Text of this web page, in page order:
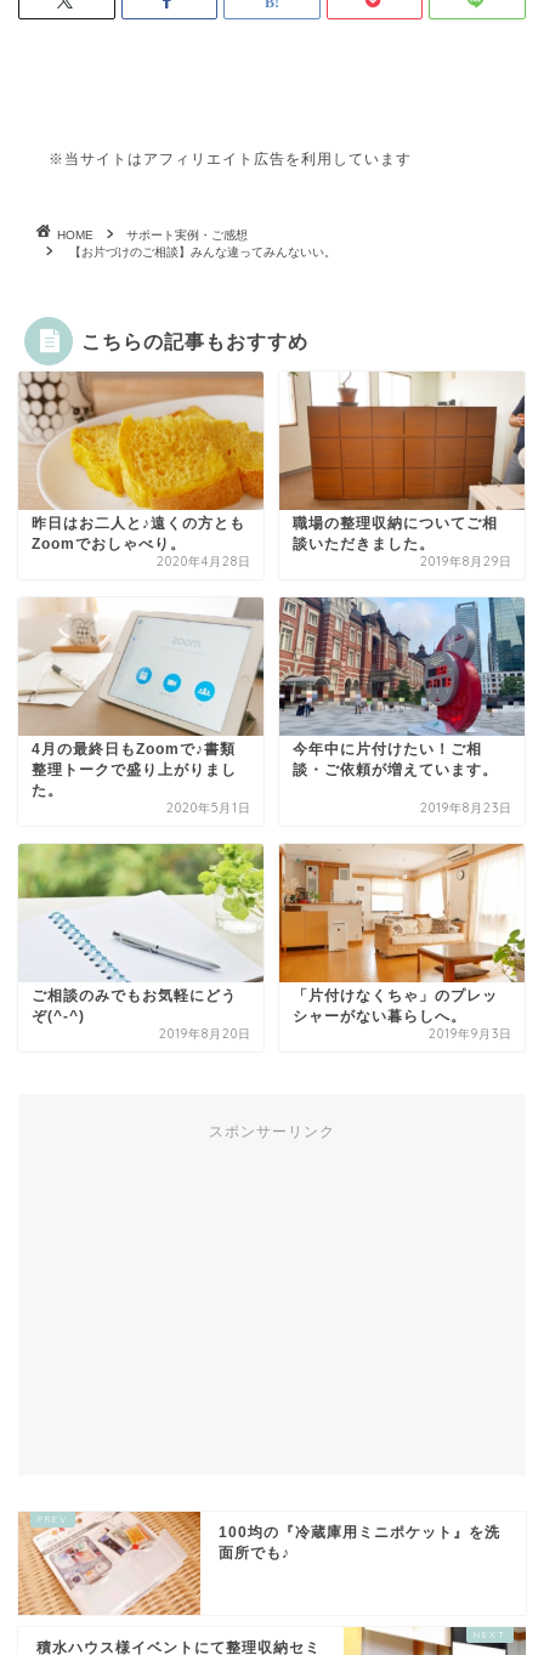
※当サイトはアフィリエイト広告を利用しています
HOME
サポート実例・ご感想
【お片づけのご相談】みんな違ってみんないい。
こちらの記事もおすすめ
昨日はお二人と♪遠くの方とも
Zoomでおしゃべり。
2020年4月28日
職場の整理収納についてご相
談いただきました。
2019年8月29日
4月の最終日もZoomで♪書類
整理トークで盛り上がりまし
た。
2020年5月1日
今年中に片付けたい！ご相
談・ご依頼が増えています。
2019年8月23日
ご相談のみでもお気軽にどう
ぞ(^-^)
2019年8月20日
「片付けなくちゃ」のプレッ
シャーがない暮らしへ。
2019年9月3日
スポンサーリンク
100均の『冷蔵庫用ミニポケット』を洗
面所でも♪
積水ハウス様イベントにて整理収納セミ